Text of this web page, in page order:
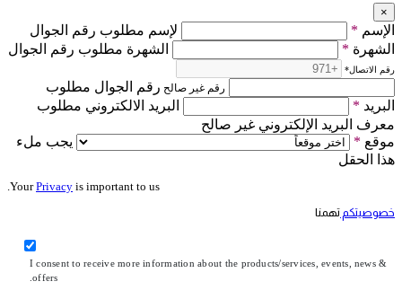
×
الإسم *
لإسم مطلوب رقم الجوال
الشهرة * الشهرة مطلوب رقم الجوال
رقم الاتصال*
رقم غير صالح رقم الجوال مطلوب
البريد *
البريد الالكتروني مطلوب
معرف البريد الإلكتروني غير صالح
موقع *
يجب ملء
هذا الحقل
YourPrivacy is important to us.
خصوصيتكم تهمنا
I consent to receive more information about the products/services, events, news &
offers.